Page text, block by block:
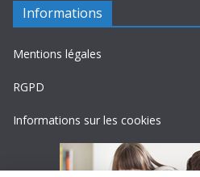
Informations
Mentions légales
RGPD
Informations sur les cookies